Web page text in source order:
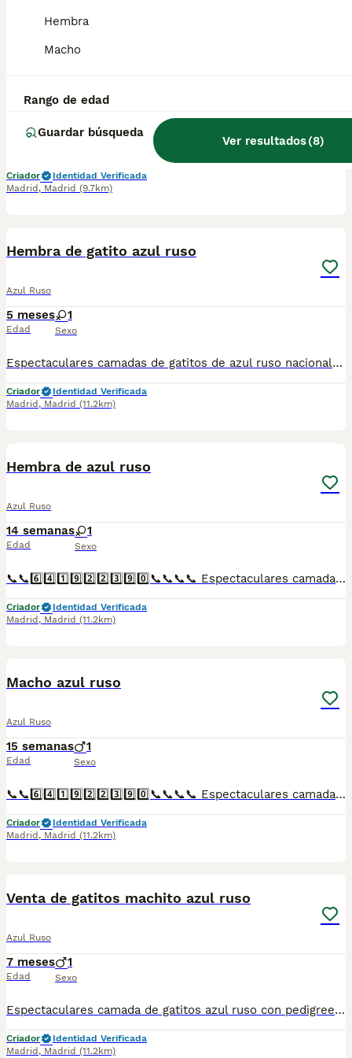
Hembra
Macho
Rango de edad
Guardar búsqueda
Ver resultados(8)
15 semanas 1
Criador
Identidad Verificada
Madrid , Madrid (9.7km)
Hembra de gatito azul ruso
Azul Ruso
5 meses
Edad
1
Sexo
Espectaculares camadas de gatitos de azul ruso nacionales descendientes de las mejores líneas de sangre. Disponibles tanto hembras como machos. Las camadas están bajo supervisión veterinaria desde su nacimiento hasta que son entregadas a su nueva familia. Criados por un equipo de profesionales y mejores personas que, con más de 20 años de experiencia , cuidan a los animales por vocación, aplicando una cría ética y responsable para que cada cachorro se desarrolle con la mejor salud y con un buen temperamento. Todos los cachorritos se entregan con unos dos meses y medio de edad y sus vacunas correspondientes, desparasitados interna y externamente, con certificado de salud, y garantía tanto por enfermedad vírica como congénito genética. Posibilidad de entregar en toda España mediante transporte propio preparado para animales y con chofer privado. Los precios pueden variar según las características y morfología de cada cachorro. Añádenos al whats app o llámanos, y encantados atenderemos todas tus dudas y consultas. Teléfono / Whats app: 641 92 23 90
Criador
Identidad Verificada
Madrid , Madrid (11.2km)
Hembra de azul ruso
Azul Ruso
14 semanas
Edad
1
Sexo
📞📞6️⃣4️⃣1️⃣9️⃣2️⃣2️⃣3️⃣9️⃣0️⃣📞📞📞📞 Espectaculares camadas de perritos de machos y hembras de azul ruso nacionales descendientes de las mejores líneas de sangre. Disponibles tanto hembras como machos. Las camadas están bajo supervisión veterinaria desde su nacimiento hasta que son entregadas a su nueva familia. Criados por un equipo de profesionales y mejores personas que, con más de 20 años de experiencia , cuidan a los animales por vocación, aplicando una cría ética y responsable para que cada cachorro se desarrolle con la mejor salud y con un buen temperamento. Todos los cachorritos se entregan con unos dos meses y medio de edad y sus vacunas correspondientes, desparasitados interna y externamente, con certificado de salud, y garantía tanto por enfermedad vírica como congénito genética. Posibilidad de entregar en toda España mediante transporte propio preparado para animales y con chofer privado. Los precios pueden variar según las características y morfología de cada cachorro. Añádenos al whats app o llámanos, y encantados atenderemos todas tus dudas y consultas. Teléfono / Whats app: 641 92 23 90
Criador
Identidad Verificada
Madrid , Madrid (11.2km)
Macho azul ruso
Azul Ruso
15 semanas
Edad
1
Sexo
📞📞6️⃣4️⃣1️⃣9️⃣2️⃣2️⃣3️⃣9️⃣0️⃣📞📞📞📞 Espectaculares camadas de perritos de machos y hembras de maltipoo nacionales descendientes de las mejores líneas de sangre. Disponibles tanto hembras como machos. Las camadas están bajo supervisión veterinaria desde su nacimiento hasta que son entregadas a su nueva familia. Criados por un equipo de profesionales y mejores personas que, con más de 20 años de experiencia , cuidan a los animales por vocación, aplicando una cría ética y responsable para que cada cachorro se desarrolle con la mejor salud y con un buen temperamento. Todos los cachorritos se entregan con unos dos meses y medio de edad y sus vacunas correspondientes, desparasitados interna y externamente, con certificado de salud, y garantía tanto por enfermedad vírica como congénito genética. Posibilidad de entregar en toda España mediante transporte propio preparado para animales y con chofer privado. Los precios pueden variar según las características y morfología de cada cachorro. Añádenos al whats app o llámanos, y encantados atenderemos todas tus dudas y consultas. Teléfono / Whats app: 641 92 23 90
Criador
Identidad Verificada
Madrid , Madrid (11.2km)
Venta de gatitos machito azul ruso
Azul Ruso
7 meses
Edad
1
Sexo
Espectaculares camada de gatitos azul ruso con pedigree. Todos los cachorritos se entregan con unos dos meses y medio de edad y sus vacunas correspondientes, desparasitados interna y externamente, con certificado de salud, y garantía tanto por enfermedad vírica como congénito genética. Posibilidad de entregar en toda España mediante transporte propio preparado para animales y con chofer privado. Los precios pueden variar según las características y morfología de cada cachorro. Añádenos al whats app o llámanos, y encantados atenderemos todas tus dudas y consultas. Teléfono / Whats app: 641 92 23 90
Criador
Identidad Verificada
Madrid , Madrid (11.2km)